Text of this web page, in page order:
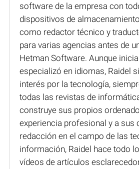
software de la empresa con
dispositivos de
como redactor técnico y
para varias agencias antes de
Hetman Software. Aunque
especializó en idiomas, Raidel
interés por la tecnología,
todas las revistas de
construye sus propios
experiencia profesional y a sus
redacción en el campo de las
información, Raidel hace todo
vídeos de artículos